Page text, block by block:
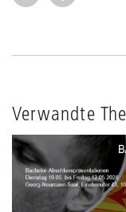
Verwandte